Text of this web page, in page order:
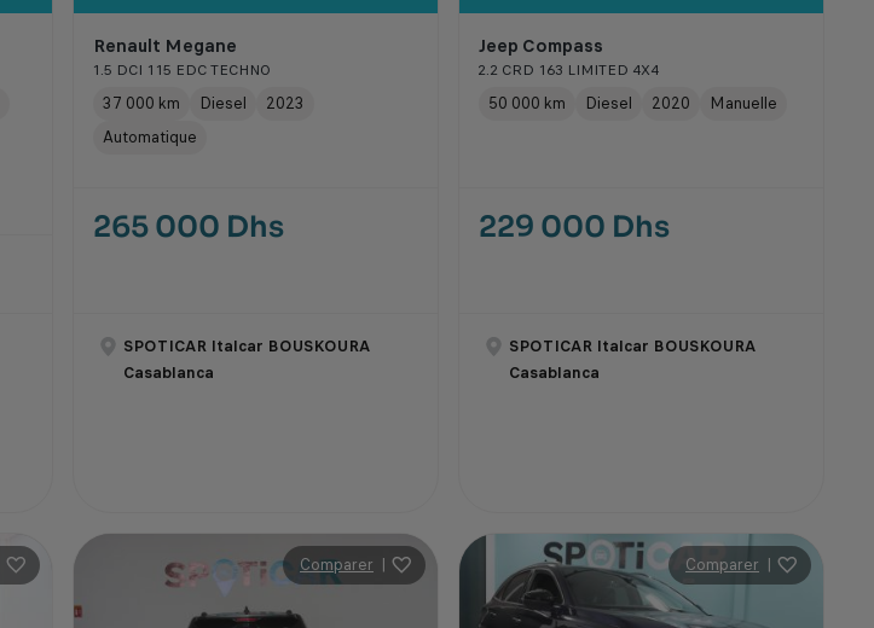
Renault Megane
1.5 DCI 115 EDC TECHNO
37 000 km Diesel
2023
Automatique
265 000 Dhs
SPOTICAR Italcar BOUSKOURA
Casablanca
Jeep Compass
2.2 CRD 163 LIMITED 4X4
50 000 km Diesel 2020 Manuelle
229 000 Dhs
SPOTICAR Italcar BOUSKOURA
Casablanca
Comparer | Comparer |